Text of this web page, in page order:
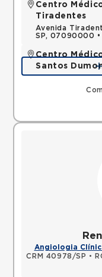
Centro
Tiradentes
Avenida
SP, 07090000 •
Centro
Santos
Rua Santos
Mapa
Angiologia
CRM 40978/SP •